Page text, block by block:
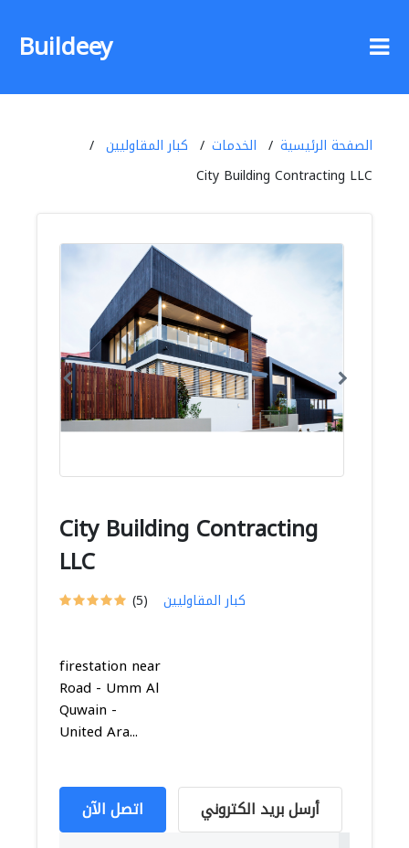
Buildeey
الصفحة الرئيسية الخدمات
كبار المقاوليين
City Building Contracting LLC
City Building Contracting
LLC
(5) كبار المقاوليين
firestation near
Road - Umm Al
Quwain -
United Ara...
اتصل الآن أرسل بريد الكتروني